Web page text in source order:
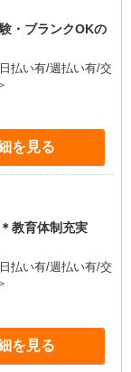
・ブランクOKの
払い有/週払い有/交
を見る
教育体制充実
払い有/週払い有/交
を見る